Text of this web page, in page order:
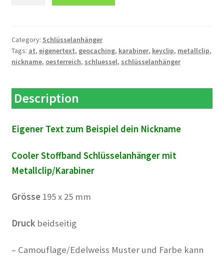
Text
quantity
Category: Schlüsselanhänger
Tags: at, eigenertext, geocaching, karabiner, keyclip, metallclip,
nickname, oesterreich, schluessel, schlüsselanhänger
Description
Eigener Text zum Beispiel dein Nickname
Cooler Stoffband Schlüsselanhänger mit
Metallclip/Karabiner
Grösse195 x 25 mm
Druckbeidseitig
– Camouflage/Edelweiss Muster und Farbe kann